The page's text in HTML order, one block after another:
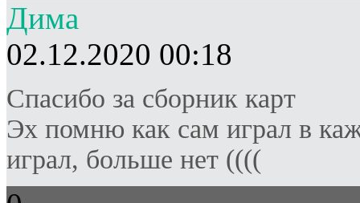
Дима
02.12.2020 00:18
Спасибо за сборник карт
Эх помню как сам играл в
играл, больше нет ((((